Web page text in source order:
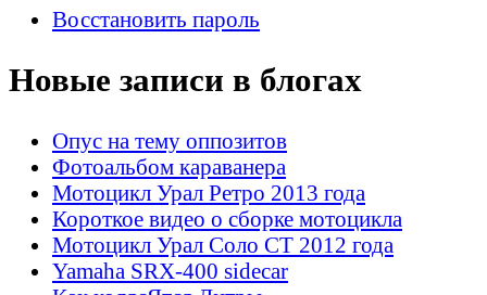
Восстановить пароль
Новые записи в блогах
Опус на тему оппозитов
Фотоальбом караванера
Мотоцикл Урал Ретро 2013 года
Короткое видео о сборке мотоцикла
Мотоцикл Урал Соло СТ 2012 года
Yamaha SRX-400 sidecar